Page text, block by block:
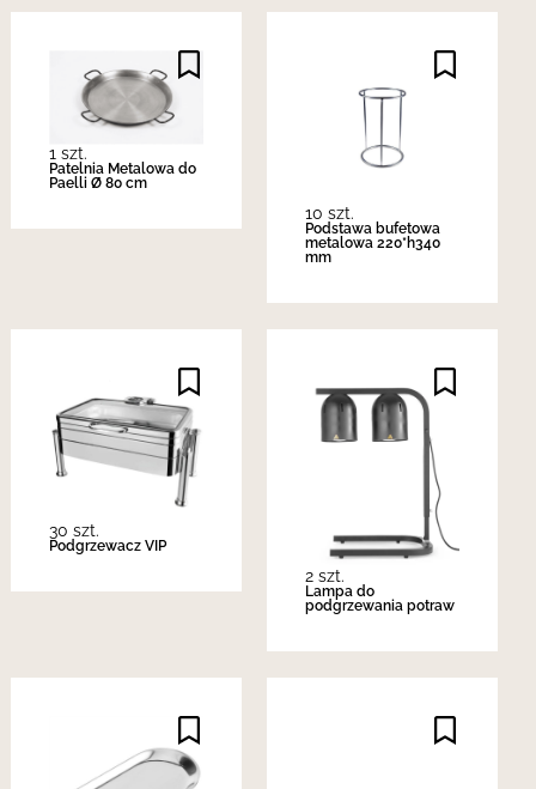
1 szt.
Patelnia Metalowa do
Paelli Ø 80 cm
10 szt.
Podstawa bufetowa
metalowa 220*h340
mm
30 szt.
Podgrzewacz VIP
2 szt.
Lampa do
podgrzewania potraw